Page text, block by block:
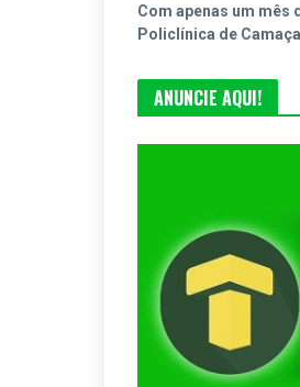
Com apenas um mês
Policlínica de
ANUNCIE AQUI!